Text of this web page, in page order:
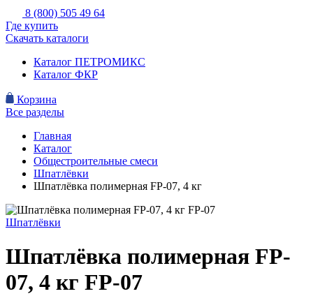
8 (800) 505 49 64
Где купить
Скачать каталоги
Каталог ПЕТРОМИКС
Каталог ФКР
Корзина
Все разделы
Главная
Каталог
Общестроительные смеси
Шпатлёвки
Шпатлёвка полимерная FP-07, 4 кг
Шпатлёвки
Шпатлёвка полимерная FP-
07, 4 кг FP-07